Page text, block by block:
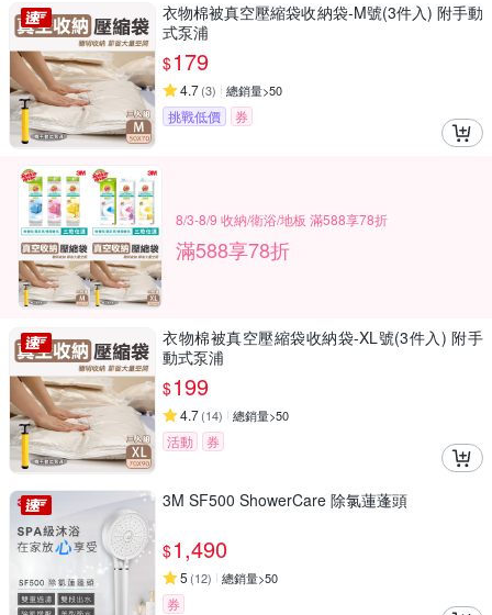
衣物棉被真空壓縮袋收納袋-M號(3件入) 附手動
式泵浦
$179
4.7(3) 總銷量>50
挑戰低價 券
8/3-8/9 收納/衛浴/地板 滿588享78折
滿588享78折
衣物棉被真空壓縮袋收納袋-XL號(3件入) 附手
動式泵浦
$199
4.7(14) 總銷量>50
活動 券
3M SF500 ShowerCare 除氯蓮蓬頭
$1,490
5 (12) 總銷量>50
券